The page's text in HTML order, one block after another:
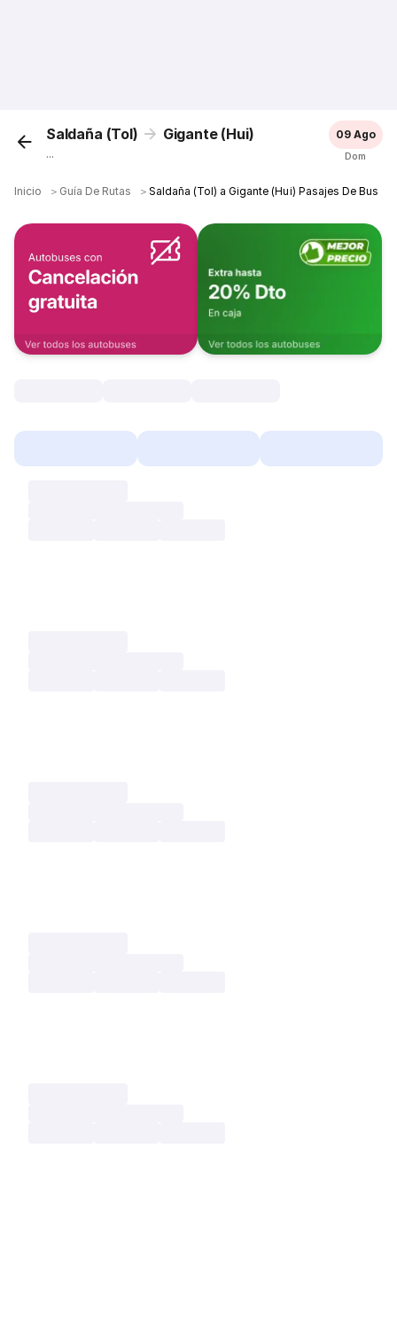
Saldaña (Tol) Gigante (Hui)
...
09 Ago
Dom
Inicio ＞ Guía De Rutas ＞ Saldaña (Tol) a Gigante (Hui) Pasajes De Bus